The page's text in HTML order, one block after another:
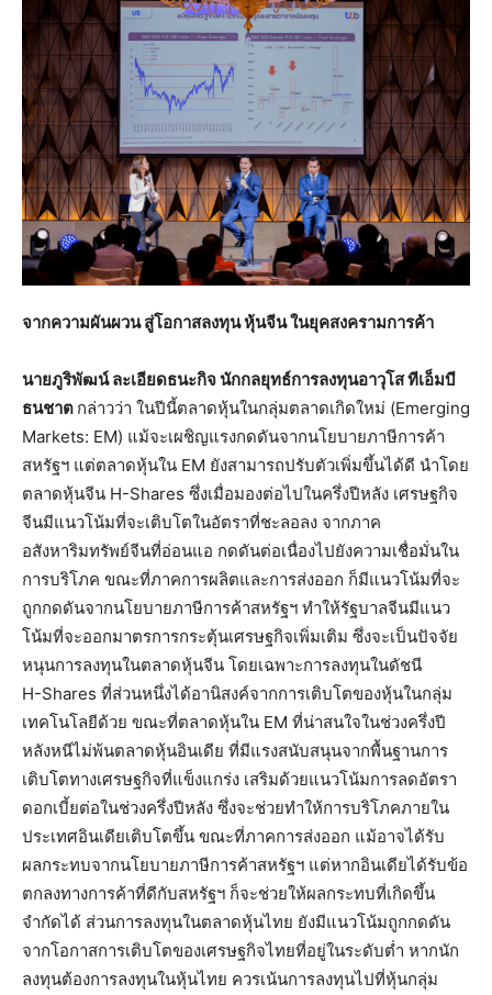
จากความผันผวน สู่โอกาสลงทุน หุ้นจีน ในยุคสงครามการค้า
นายภูริพัฒน์ ละเอียดธนะกิจ นักกลยุทธ์การลงทุนอาวุโส ทีเอ็มบี
ธนชาต กล่าวว่า ในปีนี้ตลาดหุ้นในกลุ่มตลาดเกิดใหม่ (Emerging
Markets: EM) แม้จะเผชิญแรงกดดันจากนโยบายภาษีการค้า
สหรัฐฯ แต่ตลาดหุ้นใน EM ยังสามารถปรับตัวเพิ่มขึ้นได้ดี นำโดย
ตลาดหุ้นจีน H-Shares ซึ่งเมื่อมองต่อไปในครึ่งปีหลัง เศรษฐกิจ
จีนมีแนวโน้มที่จะเติบโตในอัตราที่ชะลอลง จากภาค
อสังหาริมทรัพย์จีนที่อ่อนแอ กดดันต่อเนื่องไปยังความเชื่อมั่นใน
การบริโภค ขณะที่ภาคการผลิตและการส่งออก ก็มีแนวโน้มที่จะ
ถูกกดดันจากนโยบายภาษีการค้าสหรัฐฯ ทำให้รัฐบาลจีนมีแนว
โน้มที่จะออกมาตรการกระตุ้นเศรษฐกิจเพิ่มเติม ซึ่งจะเป็นปัจจัย
หนุนการลงทุนในตลาดหุ้นจีน โดยเฉพาะการลงทุนในดัชนี
H-Shares ที่ส่วนหนึ่งได้อานิสงค์จากการเติบโตของหุ้นในกลุ่ม
เทคโนโลยีด้วย ขณะที่ตลาดหุ้นใน EM ที่น่าสนใจในช่วงครึ่งปี
หลังหนีไม่พ้นตลาดหุ้นอินเดีย ที่มีแรงสนับสนุนจากพื้นฐานการ
เติบโตทางเศรษฐกิจที่แข็งแกร่ง เสริมด้วยแนวโน้มการลดอัตรา
ดอกเบี้ยต่อในช่วงครึ่งปีหลัง ซึ่งจะช่วยทำให้การบริโภคภายใน
ประเทศอินเดียเติบโตขึ้น ขณะที่ภาคการส่งออก แม้อาจได้รับ
ผลกระทบจากนโยบายภาษีการค้าสหรัฐฯ แต่หากอินเดียได้รับข้อ
ตกลงทางการค้าที่ดีกับสหรัฐฯ ก็จะช่วยให้ผลกระทบที่เกิดขึ้น
จำกัดได้ ส่วนการลงทุนในตลาดหุ้นไทย ยังมีแนวโน้มถูกกดดัน
จากโอกาสการเติบโตของเศรษฐกิจไทยที่อยู่ในระดับต่ำ หากนัก
ลงทุนต้องการลงทุนในหุ้นไทย ควรเน้นการลงทุนไปที่หุ้นกลุ่ม